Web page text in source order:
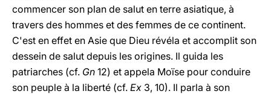
commencer son plan de salut en terre asiatique, à
travers des hommes et des femmes de ce continent.
C'est en effet en Asie que Dieu révéla et accomplit son
dessein de salut depuis les origines. Il guida les
patriarches (cf. Gn 12) et appela Moïse pour conduire
son peuple à la liberté (cf. Ex 3, 10). Il parla à son